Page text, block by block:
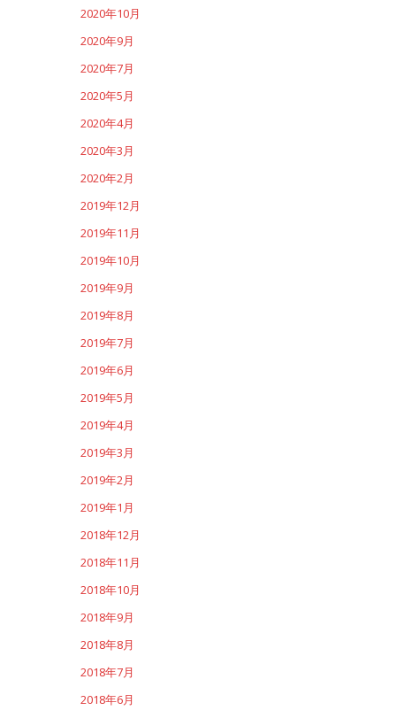
2020年10月
2020年9月
2020年7月
2020年5月
2020年4月
2020年3月
2020年2月
2019年12月
2019年11月
2019年10月
2019年9月
2019年8月
2019年7月
2019年6月
2019年5月
2019年4月
2019年3月
2019年2月
2019年1月
2018年12月
2018年11月
2018年10月
2018年9月
2018年8月
2018年7月
2018年6月